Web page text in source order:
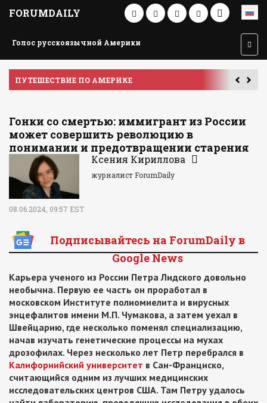
FORUMDAILY
Голос русскоязычной Америки
ПУТЕШЕСТВИЕ ПО АМЕРИКЕ
Гонки со смертью: иммигрант из России
может совершить революцию в
понимании и предотвращении старения
Ксения Кириллова
журналист ForumDaily
08.06.2024, 09:57 EST
Подписывайтесь на ForumDaily в
Google News
Карьера ученого из России Петра Лидского довольно
необычна. Первую ее часть он проработал в
московском Институте полиомиелита и вирусных
энцефалитов имени М.П. Чумакова, а затем уехал в
Швейцарию, где несколько поменял специализацию,
начав изучать генетические процессы на мухах
дрозофилах. Через несколько лет Петр перебрался в
Калифорнийский университет в Сан-Франциско,
считающийся одним из лучших медицинских
исследовательских центров США. Там Петру удалось